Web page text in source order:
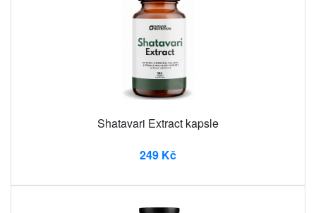
Shatavari Extract kapsle
249 Kč